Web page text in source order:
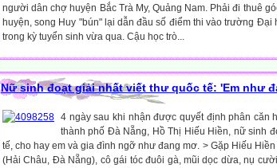
người dân chợ huyện Bắc Trà My, Quảng Nam. Phải đi thuê
huyện, song Huy "bún" lại dẫn đầu số điểm thi vào trường Đại
trong kỳ tuyển sinh vừa qua. Cậu học trò...
Nữ sinh đoạt giải nhất viết thư quốc tế: 'Em như
4 ngày sau khi nhận được quyết định phân căn
thành phố Đà Nẵng, Hồ Thị Hiếu Hiền, nữ sinh
tế, cho hay em và gia đình ngỡ như đang mơ. > Gặp Hiếu
(Hải Châu, Đà Nẵng), cô gái tóc đuôi gà, mũi dọc dừa, nụ